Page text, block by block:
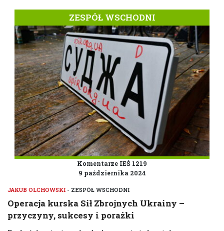
ZESPÓŁ WSCHODNI
Komentarze IEŚ 1219
9 października 2024
JAKUB OLCHOWSKI - ZESPÓŁ WSCHODNI
Operacja kurska Sił Zbrojnych Ukrainy –
przyczyny, sukcesy i porażki